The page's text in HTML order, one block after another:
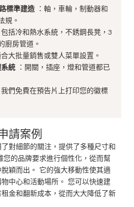
標準建造
：軸，車輪，制動器和
規。
包括冷和熱水系統，不銹鋼長凳，3
廚房管道。
合大批量銷售或雙人菜單設置。
統
：開關，插座，燈和管道都已
我們免費在預告片上打印您的徽標
請案例
對細節的關注，提供了多種尺寸和
您的品牌要求進行個性化，從而幫
穎而出。 它的強大移動性使其適
中心和活動場所。 您可以快速建
金和翻新成本，從而大大降低了新